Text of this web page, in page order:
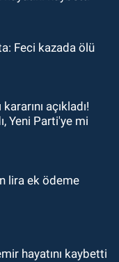
başlama maliyeti
Feci kazada ölü
açıkladı!
Yeni Parti'ye mi
lira ek ödeme
hayatını kaybetti